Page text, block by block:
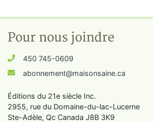
Pour nous joindre
450 745-0609
abonnement@maisonsaine.ca
Éditions du 21e siècle Inc.
2955, rue du Domaine-du-lac-Lucerne
Ste-Adèle, Qc Canada J8B 3K9